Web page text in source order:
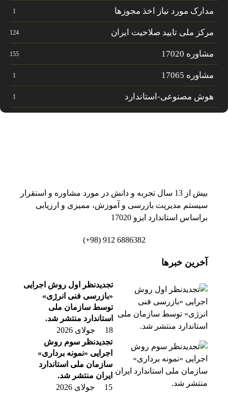
مدارک مورد نیاز اخذ مجوزها 1
مرکز ملی تایید صلاحیت ایران 124
مشاوره 17020 155
مشاوره 17065 1
هوش مصنوعی-استاندارد 1
بیش از 13 سال تجربه و دانش در مورد مشاوره و استقرار
سیستم مدیریت بازرسی و آموزش، ممیزی و ارزیابی
براساس استاندارد ایزو 17020
6886382 912 (98+)
آخرین خبرها
تجدیدنظر اول روش اجرایی
«بازرسی فنی انرژی»
توسط سازمان ملی
استاندارد منتشر شد.
18 جولای 2026
تجدیدنظر سوم روش
اجرایی «نمونه برداری»
سازمان ملی استاندارد
ایران منتشر شد.
15 جولای 2026